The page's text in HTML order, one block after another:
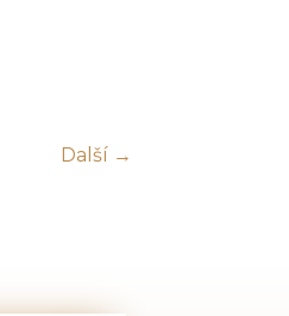
Další →